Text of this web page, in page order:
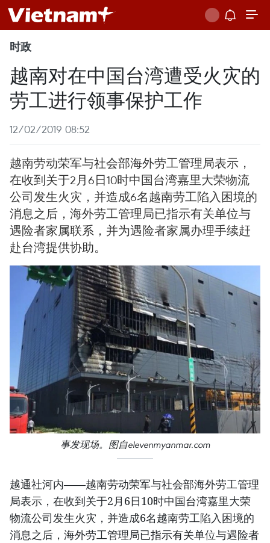
时政
越南对在中国台湾遭受火灾的
劳工进行领事保护工作
12/02/2019 08:52
越南劳动荣军与社会部海外劳工管理局表示，
在收到关于2月6日10时中国台湾嘉里大荣物流
公司发生火灾，并造成6名越南劳工陷入困境的
消息之后，海外劳工管理局已指示有关单位与
遇险者家属联系，并为遇险者家属办理手续赶
赴台湾提供协助。
事发现场。图自elevenmyanmar.com
越通社河内——越南劳动荣军与社会部海外劳工管理
局表示，在收到关于2月6日10时中国台湾嘉里大荣
物流公司发生火灾，并造成6名越南劳工陷入困境的
消息之后，海外劳工管理局已指示有关单位与遇险者